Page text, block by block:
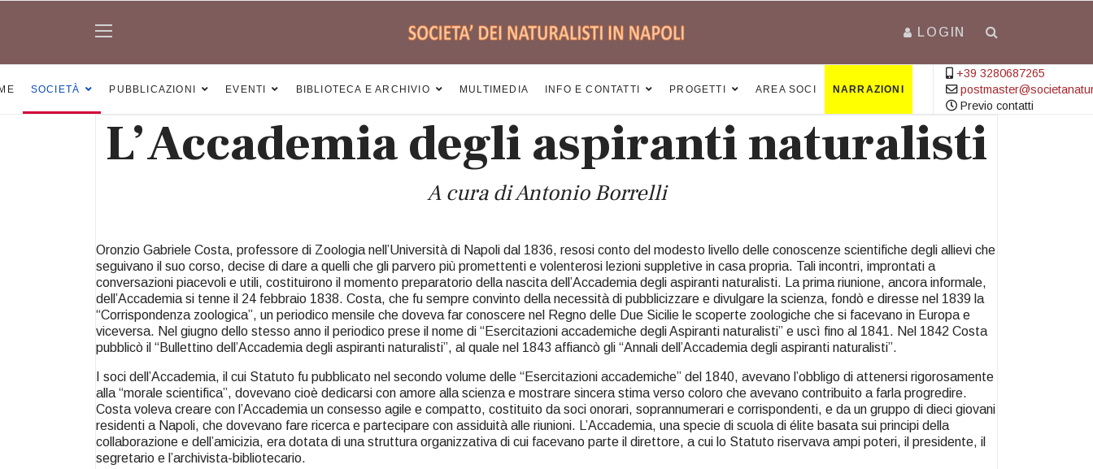
LOGIN
SOCIETÀ PUBBLICAZIONI EVENTI BIBLIOTECA E ARCHIVIO MULTIMEDIA INFO E CONTATTI PROGETTI AREA SOCI NARRAZIONI
+39 3280687265
Previo contatti
L’Accademia degli aspiranti naturalisti
A cura di Antonio Borrelli
Oronzio Gabriele Costa, professore di Zoologia nell’Università di Napoli dal 1836, resosi conto del modesto livello delle conoscenze scientifiche degli allievi che
seguivano il suo corso, decise di dare a quelli che gli parvero più promettenti e volenterosi lezioni suppletive in casa propria. Tali incontri, improntati a
conversazioni piacevoli e utili, costituirono il momento preparatorio della nascita dell’Accademia degli aspiranti naturalisti. La prima riunione, ancora informale,
dell’Accademia si tenne il 24 febbraio 1838. Costa, che fu sempre convinto della necessità di pubblicizzare e divulgare la scienza, fondò e diresse nel 1839 la
“Corrispondenza zoologica”, un periodico mensile che doveva far conoscere nel Regno delle Due Sicilie le scoperte zoologiche che si facevano in Europa e
viceversa. Nel giugno dello stesso anno il periodico prese il nome di “Esercitazioni accademiche degli Aspiranti naturalisti” e uscì fino al 1841. Nel 1842 Costa
pubblicò il “Bullettino dell’Accademia degli aspiranti naturalisti”, al quale nel 1843 affiancò gli “Annali dell’Accademia degli aspiranti naturalisti”.
I soci dell’Accademia, il cui Statuto fu pubblicato nel secondo volume delle “Esercitazioni accademiche” del 1840, avevano l’obbligo di attenersi rigorosamente
alla “morale scientifica”, dovevano cioè dedicarsi con amore alla scienza e mostrare sincera stima verso coloro che avevano contribuito a farla progredire.
Costa voleva creare con l’Accademia un consesso agile e compatto, costituito da soci onorari, soprannumerari e corrispondenti, e da un gruppo di dieci giovani
residenti a Napoli, che dovevano fare ricerca e partecipare con assiduità alle riunioni. L’Accademia, una specie di scuola di élite basata sui principi della
collaborazione e dell’amicizia, era dotata di una struttura organizzativa di cui facevano parte il direttore, a cui lo Statuto riservava ampi poteri, il presidente, il
segretario e l’archivista-bibliotecario.